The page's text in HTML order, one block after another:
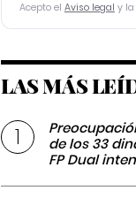
Acepto el Aviso legal y la
LAS MÁS
de los 33
FP Dual